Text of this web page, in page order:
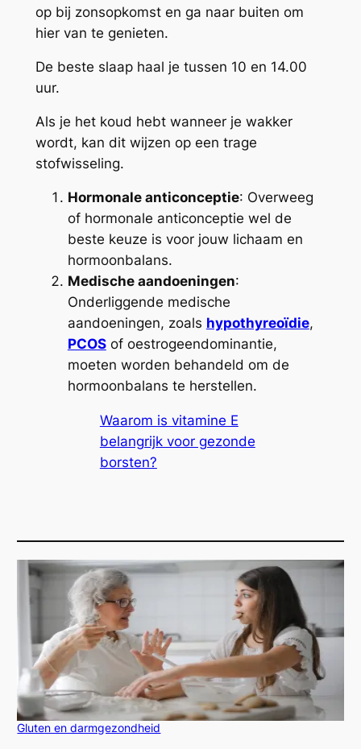
op bij zonsopkomst en ga naar buiten om
hier van te genieten.
De beste slaap haal je tussen 10 en 14.00
uur.
Als je het koud hebt wanneer je wakker
wordt, kan dit wijzen op een trage
stofwisseling.
Hormonale anticonceptie: Overweeg
of hormonale anticonceptie wel de
beste keuze is voor jouw lichaam en
hormoonbalans.
Medische aandoeningen:
Onderliggende medische
aandoeningen, zoals hypothyreoïdie,
PCOSof oestrogeendominantie,
moeten worden behandeld om de
hormoonbalans te herstellen.
Waarom is vitamine E
belangrijk voor gezonde
borsten?
Gluten en darmgezondheid